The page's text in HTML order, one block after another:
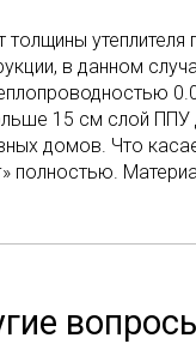
толщины
в данном
15 см слой ППУ
домов. Что
полностью.